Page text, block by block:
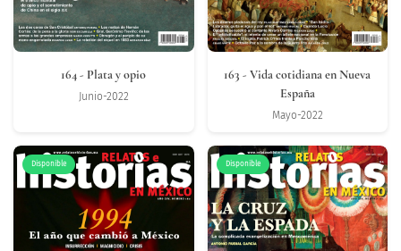
164- Plata y opio
Junio-2022
163 - Vida cotidiana en Nueva
España
Mayo-2022
Disponible Disponible